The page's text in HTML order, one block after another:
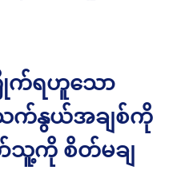
ြိုက်ရဟူသော
သက်နွယ်အချစ်ကို
ာ်သူ့ကို စိတ်မချ